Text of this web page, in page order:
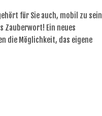
für Sie auch, mobil zu sein
Zauberwort! Ein neues
die Möglichkeit, das eigene